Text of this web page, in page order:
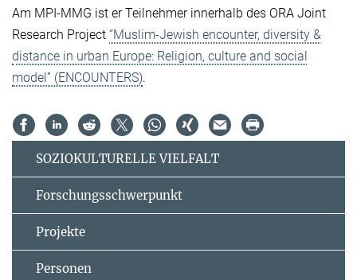
Am MPI-MMG ist er Teilnehmer innerhalb des ORA Joint
Research Project “Muslim-Jewish encounter, diversity &
distance in urban Europe: Religion, culture and social
model” (ENCOUNTERS).
SOZIOKULTURELLE VIELFALT
Forschungsschwerpunkt
Projekte
Personen